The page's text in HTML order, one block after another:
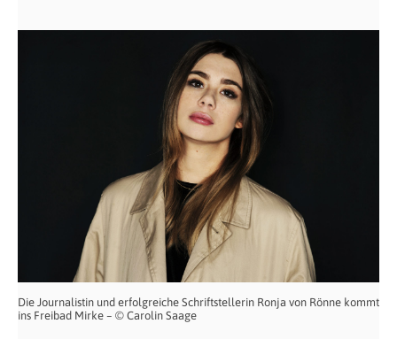
Die Journalistin und erfolgreiche Schriftstellerin Ronja von Rönne kommt
ins Freibad Mirke – © Carolin Saage